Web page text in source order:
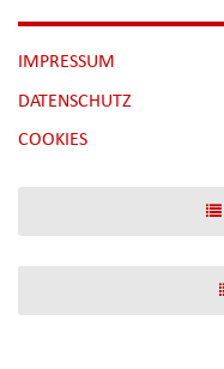
NAVIGATION
ÜBERSPRINGEN
IMPRESSUM
DATENSCHUTZ
[NBSP]
COOKIES